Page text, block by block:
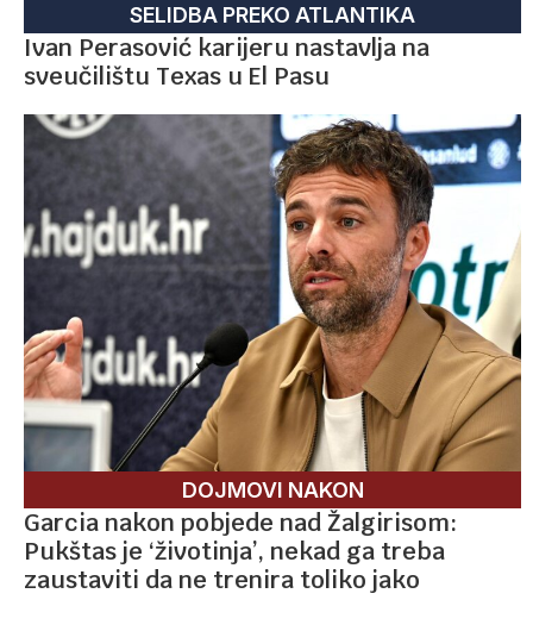
SELIDBA PREKO ATLANTIKA
Ivan Perasović karijeru nastavlja na
sveučilištu Texas u El Pasu
DOJMOVI NAKON
Garcia nakon pobjede nad Žalgirisom:
Pukštas je ‘životinja’, nekad ga treba
zaustaviti da ne trenira toliko jako